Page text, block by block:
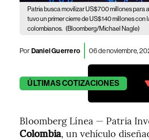
Patria busca movilizar US$700 millones para
tuvo un primer cierre de US$140 millones
colombianos. (Bloomberg/Michael Nagle)
PorDaniel Guerrero 06 de noviembre,
ÚLTIMASCOTIZACIONES
Bloomberg Línea — Patria
Colombia, un vehículo